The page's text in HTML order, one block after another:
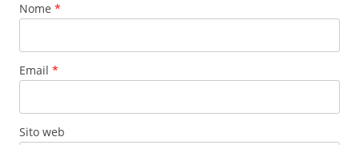
Nome *
Email *
Sito web